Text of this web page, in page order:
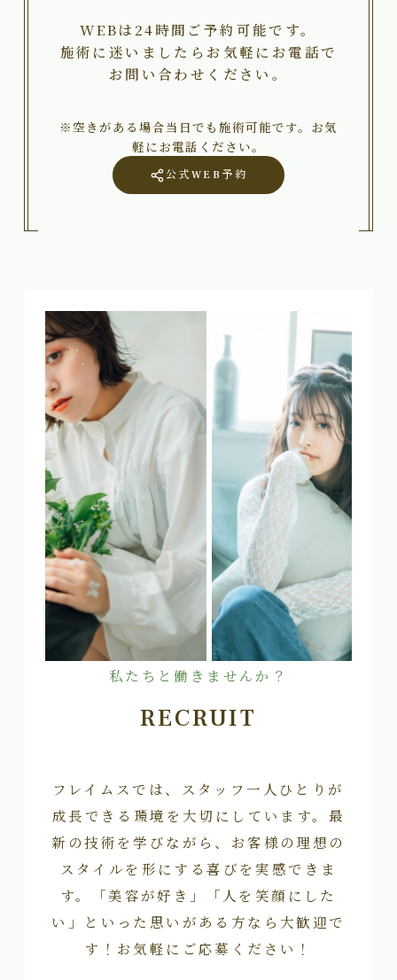
WEBは24時間ご予約可能です。
施術に迷いましたらお気軽にお電話で
お問い合わせください。
※空きがある場合当日でも施術可能です。お気
軽にお電話ください。
公式WEB予約
私たちと働きませんか？
RECRUIT
フレイムスでは、スタッフ一人ひとりが
成長できる環境を大切にしています。最
新の技術を学びながら、お客様の理想の
スタイルを形にする喜びを実感できま
す。「美容が好き」「人を笑顔にした
い」といった思いがある方なら大歓迎で
す！お気軽にご応募ください！